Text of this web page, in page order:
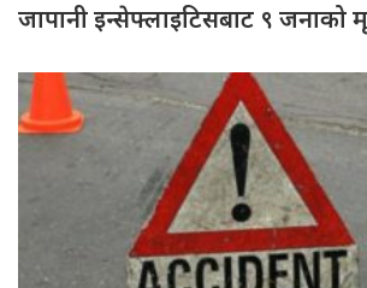
जापानी इन्सेफ्लाइटिसबाट ९ जनाको